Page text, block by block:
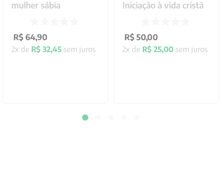
mulher sábia
R$ 64,90
2x de R$ 32,45 sem juros
Iniciação à vida cristã
R$ 50,00
2x de R$ 25,00 sem juros